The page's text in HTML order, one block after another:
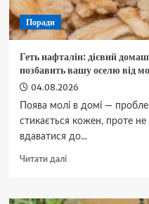
Поради
Геть нафталін: дієвий
позбавить вашу оселю від
04.08.2026
Поява молі в домі —
стикається кожен, проте
вдаватися до...
Читати даліДокладніше
нафталін: